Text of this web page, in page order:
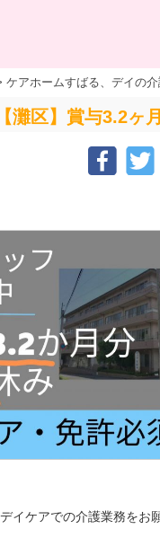
ケアホームすばる、デイの
灘区】賞与3.2ヶ
イケアでの介護業務をお